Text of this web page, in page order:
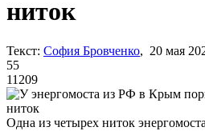
ниток
Текст: София Бровченко, 20 мая
55
11209
Одна из четырех ниток